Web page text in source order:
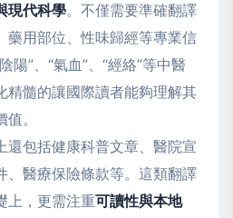
現代科學。不僅需要準確翻譯
藥用部位、性味歸經等專業信
陽”、“氣血”、“經絡”等中醫
精髓的讓國際讀者能夠理解其
。
還包括健康科普文章、醫院宣
、醫療保險條款等。這類翻譯
上，更需注重可讀性與本地